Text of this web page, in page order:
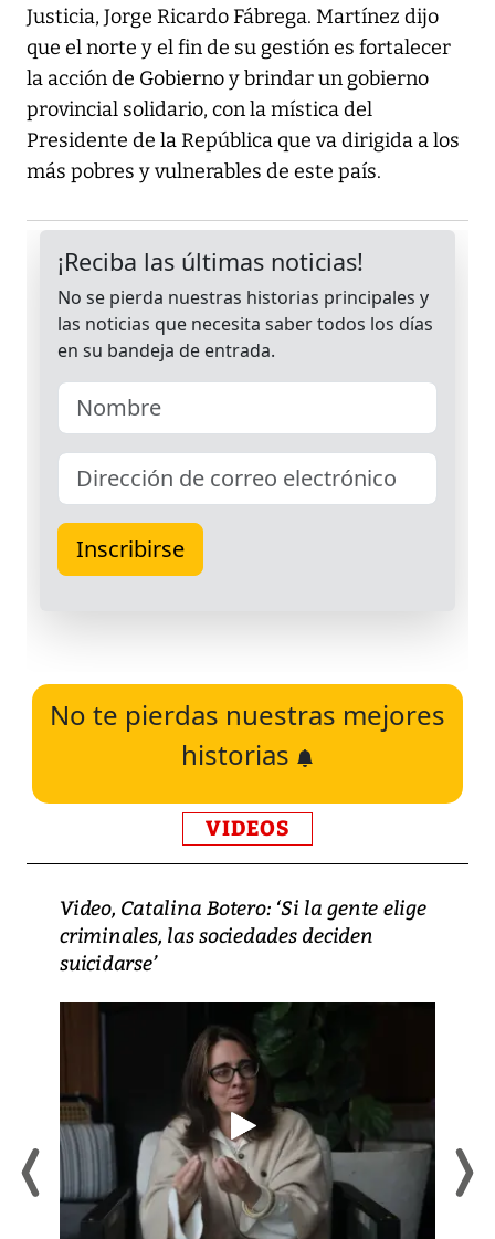
Justicia, Jorge Ricardo Fábrega. Martínez dijo
que el norte y el fin de su gestión es fortalecer
la acción de Gobierno y brindar un gobierno
provincial solidario, con la mística del
Presidente de la República que va dirigida a los
más pobres y vulnerables de este país.
No te pierdas nuestras mejores
historias
VIDEOS
Video, Catalina Botero: ‘Si la gente elige
criminales, las sociedades deciden
suicidarse’